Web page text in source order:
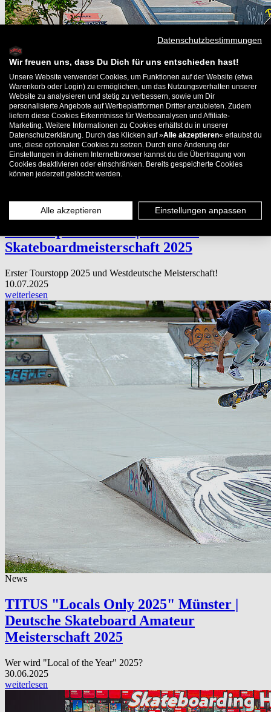
News
Skateboardmeisterschaft 2025
Erster Tourstopp 2025 und Westdeutsche Meisterschaft!
10.07.2025
weiterlesen
News
TITUS "Locals Only 2025" Münster |
Deutsche Skateboard Amateur
Meisterschaft 2025
Wer wird "Local of the Year" 2025?
30.06.2025
weiterlesen
Datenschutzbestimmungen
Wir freuen uns, dass Du Dich für uns entschieden hast!
Unsere Website verwendet Cookies, um Funktionen auf der Website (etwa
Warenkorb oder Login) zu ermöglichen, um das Nutzungsverhalten unserer
Website zu analysieren und stetig zu verbessern, sowie um Dir
personalisierte Angebote auf Werbeplattformen Dritter anzubieten. Zudem
liefern diese Cookies Erkenntnisse für Werbeanalysen und Affiliate-
Marketing. Weitere Informationen zu Cookies erhältst du in unserer
Datenschutzerklärung. Durch das Klicken auf »Alle akzeptieren« erlaubst du
uns, diese optionalen Cookies zu setzen. Durch eine Änderung der
Einstellungen in deinem Internetbrowser kannst du die Übertragung von
Cookies deaktivieren oder einschränken. Bereits gespeicherte Cookies
können jederzeit gelöscht werden.
Alle akzeptieren Einstellungen anpassen